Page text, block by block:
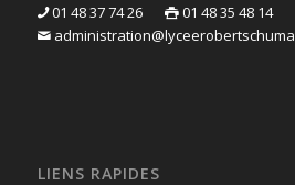
01 48 37 74 26
01 48 35 48 14
LIENS RAPIDES